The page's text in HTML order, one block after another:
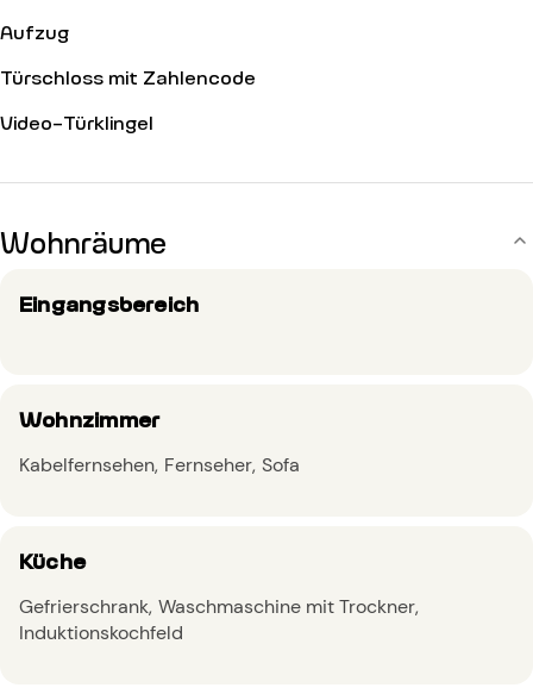
Aufzug
Türschloss mit Zahlencode
Video-Türklingel
Wohnräume
Eingangsbereich
Wohnzimmer
Kabelfernsehen Fernseher Sofa
Küche
Gefrierschrank Waschmaschine mit Trockner
Induktionskochfeld